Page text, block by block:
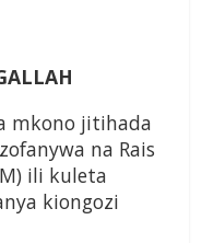
mkono jitihada
na Rais
ili kuleta
kiongozi